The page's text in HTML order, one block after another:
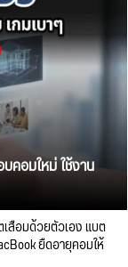
คอมใหม่ ใช้งาน
สื่อมด้วยตัวเอง แบต
ยืดอายุคอมให้